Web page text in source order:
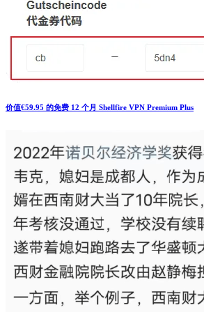
价值€59.95 的免费 12 个月 Shellfire VPN Premium Plus